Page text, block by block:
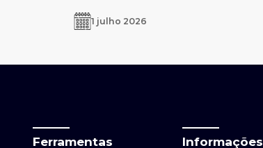
1 julho 2026
Ferramentas Informações